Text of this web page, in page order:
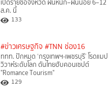
เปิดรายชื่อจังหวัด ฝนหนัก–ฝนน้อย 6–12
ส.ค. นี้
133
#ข่าวเศรษฐกิจ #TNN ช่อง16
ททท. ปักหมุด ‘กรุงเทพฯ-เพชรบุรี’ โรดแมป
วิวาห์ระดับโลก ดันไทยฮับคอนเซปต์
"Romance Tourism"
129